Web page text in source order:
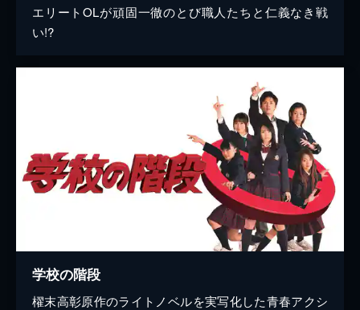
エリートOLが頑固一徹のとび職人たちと仁義なき戦
い!?
学校の階段
櫂末高彰原作のライトノベルを実写化した青春アクシ